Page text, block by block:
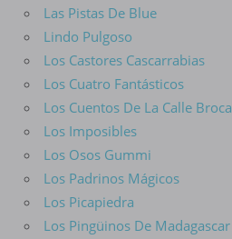
Las Pistas De Blue
Lindo Pulgoso
Los Castores Cascarrabias
Los Cuatro Fantásticos
Los Cuentos De La Calle Broca
Los Imposibles
Los Osos Gummi
Los Padrinos Mágicos
Los Picapiedra
Los Pingüinos De Madagascar